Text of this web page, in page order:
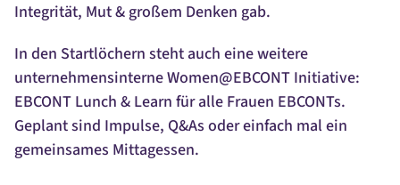
Integrität, Mut & großem Denken gab.
In den Startlöchern steht auch eine weitere
unternehmensinterne Women@EBCONT Initiative:
EBCONT Lunch & Learn für alle Frauen EBCONTs.
Geplant sind Impulse, Q&As oder einfach mal ein
gemeinsames Mittagessen.